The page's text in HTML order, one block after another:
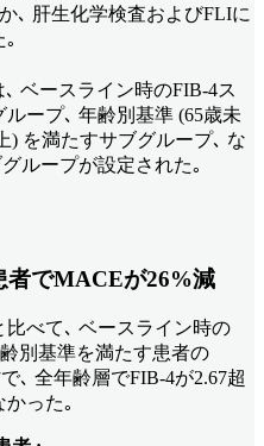
､ 肝生化学検査およびFLIに
ベースライン時のFIB-4ス
ープ､ 年齢別基準 (65歳未
) を満たすサブグループ､ な
ループが設定された｡
者でMACEが26%減
べて､ ベースライン時の
別基準を満たす患者の
､ 全年齢層でFIB-4が2.67超
った｡